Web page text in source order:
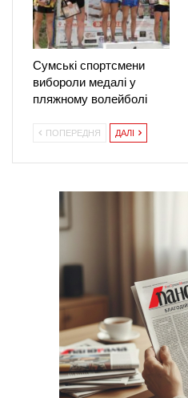
Сумські спортсмени
вибороли медалі у
пляжному волейболі
ПОПЕРЕДНЯ ДАЛІ